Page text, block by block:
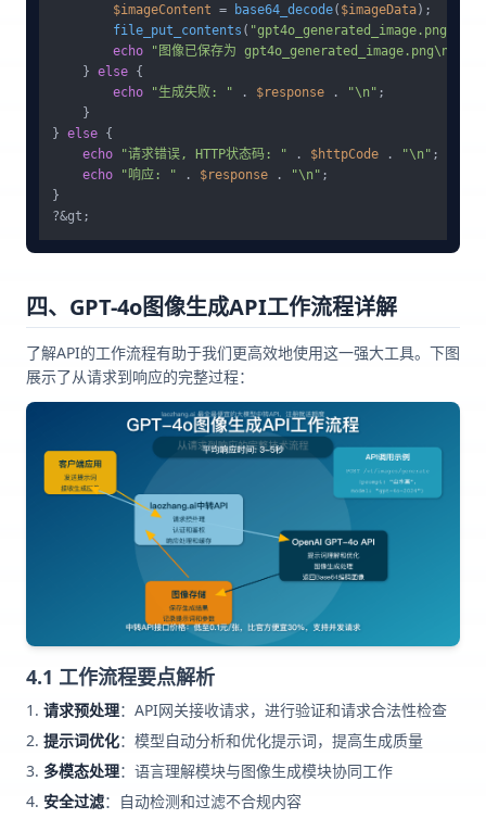
$imageContent = base64_decode( $imageData);
file_put_contents ( "gpt4o_generated_image.png"
echo
"图像已保存为 gpt4o_generated_image.png\n"
    }
else {
echo
"生成失败: " . $response . "\n" ;
    }
} else {
echo
"请求错误, HTTP状态码: " . $httpCode . "\n" ;
echo
"响应: " . $response . "\n" ;
}
四、GPT-4o图像生成API工作流程详解
了解API的工作流程有助于我们更高效地使用这一强大工具。下图
展示了从请求到响应的完整过程：
4.1 工作流程要点解析
请求预处理：API网关接收请求，进行验证和请求合法性检查
提示词优化：模型自动分析和优化提示词，提高生成质量
多模态处理：语言理解模块与图像生成模块协同工作
安全过滤：自动检测和过滤不合规内容